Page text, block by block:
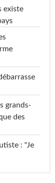
existe
grands-
des
: "Je